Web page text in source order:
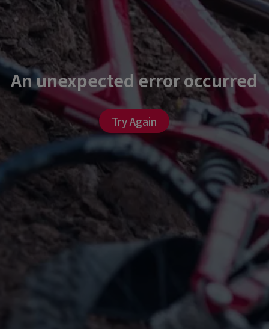
An unexpected error occurred
Try Again